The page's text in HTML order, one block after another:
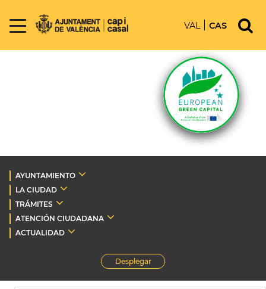
VAL CAS
AYUNTAMIENTO
LA CIUDAD
TRÁMITES
ATENCIÓN CIUDADANA
ACTUALIDAD
Desplegar